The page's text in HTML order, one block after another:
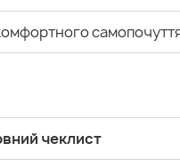
чеклист